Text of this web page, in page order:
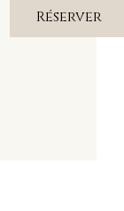
Réserver